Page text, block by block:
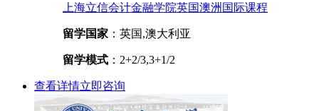
上海立信会计金融学院英国澳洲国际课程
留学国家 ：英国,澳大利亚
留学模式 ：2+2/3,3+1/2
查看详情立即咨询